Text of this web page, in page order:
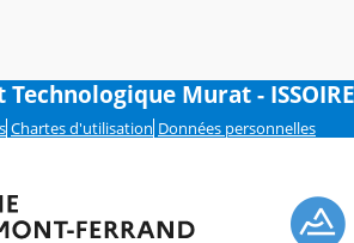
Technologique Murat - ISSOIRE
Chartes d'utilisation Données personnelles